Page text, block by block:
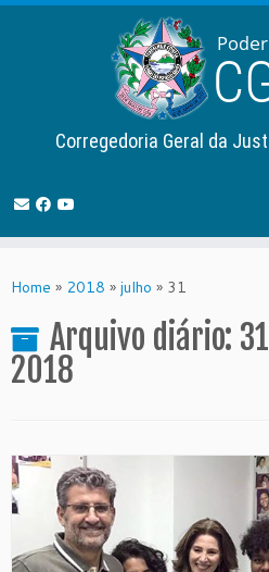
to
Corregedoria Geral da
Home » 2018 » julho » 31
Arquivo diário:
2018